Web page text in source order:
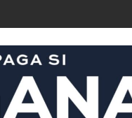
la ONU advierten que
de Hiroshima mientras